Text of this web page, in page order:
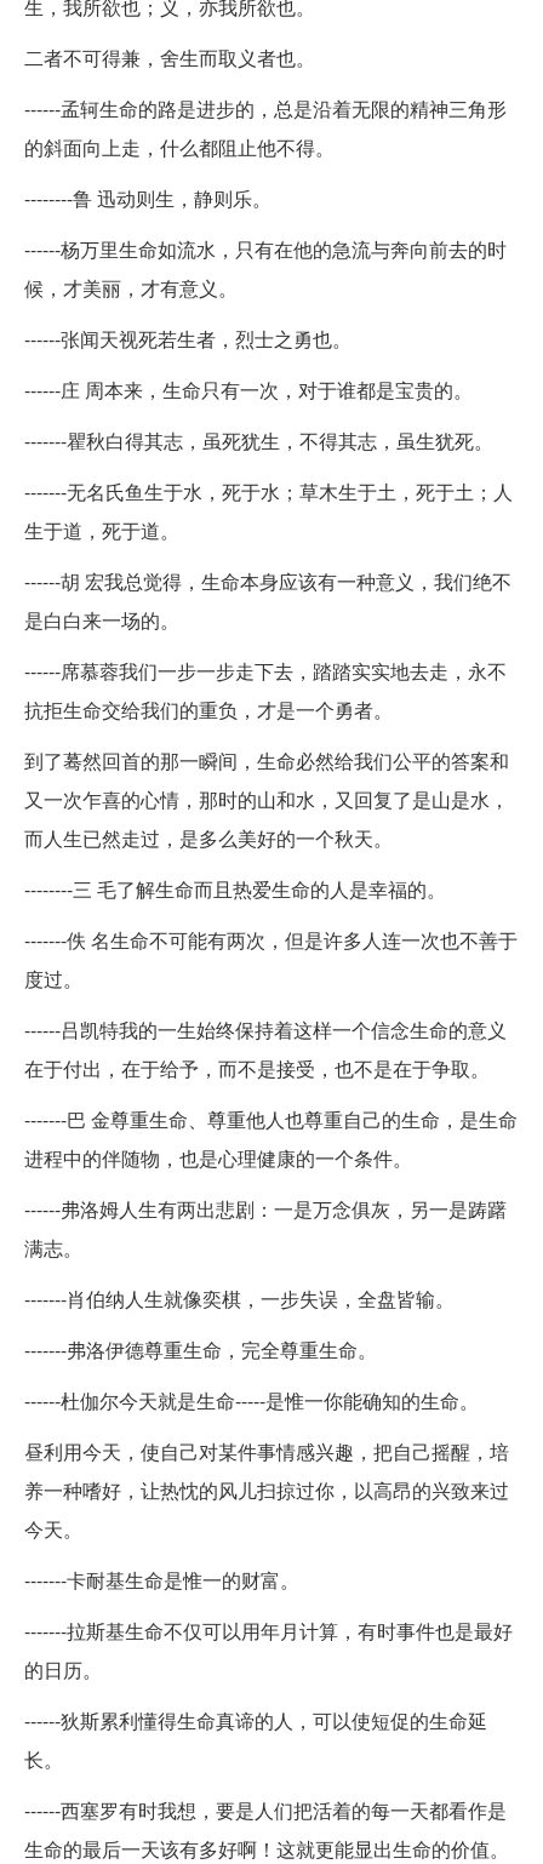
生，我所欲也；义，亦我所欲也。
二者不可得兼，舍生而取义者也。
------孟轲生命的路是进步的，总是沿着无限的精神三角形
的斜面向上走，什么都阻止他不得。
--------鲁 迅动则生，静则乐。
------杨万里生命如流水，只有在他的急流与奔向前去的时
候，才美丽，才有意义。
------张闻天视死若生者，烈士之勇也。
------庄 周本来，生命只有一次，对于谁都是宝贵的。
-------瞿秋白得其志，虽死犹生，不得其志，虽生犹死。
-------无名氏鱼生于水，死于水；草木生于土，死于土；人
生于道，死于道。
------胡 宏我总觉得，生命本身应该有一种意义，我们绝不
是白白来一场的。
------席慕蓉我们一步一步走下去，踏踏实实地去走，永不
抗拒生命交给我们的重负，才是一个勇者。
到了蓦然回首的那一瞬间，生命必然给我们公平的答案和
又一次乍喜的心情，那时的山和水，又回复了是山是水，
而人生已然走过，是多么美好的一个秋天。
--------三 毛了解生命而且热爱生命的人是幸福的。
-------佚 名生命不可能有两次，但是许多人连一次也不善于
度过。
------吕凯特我的一生始终保持着这样一个信念生命的意义
在于付出，在于给予，而不是接受，也不是在于争取。
-------巴 金尊重生命、尊重他人也尊重自己的生命，是生命
进程中的伴随物，也是心理健康的一个条件。
------弗洛姆人生有两出悲剧：一是万念俱灰，另一是踌躇
满志。
-------肖伯纳人生就像奕棋，一步失误，全盘皆输。
-------弗洛伊德尊重生命，完全尊重生命。
------杜伽尔今天就是生命-----是惟一你能确知的生命。
昼利用今天，使自己对某件事情感兴趣，把自己摇醒，培
养一种嗜好，让热忱的风儿扫掠过你，以高昂的兴致来过
今天。
-------卡耐基生命是惟一的财富。
-------拉斯基生命不仅可以用年月计算，有时事件也是最好
的日历。
------狄斯累利懂得生命真谛的人，可以使短促的生命延
长。
------西塞罗有时我想，要是人们把活着的每一天都看作是
生命的最后一天该有多好啊！这就更能显出生命的价值。